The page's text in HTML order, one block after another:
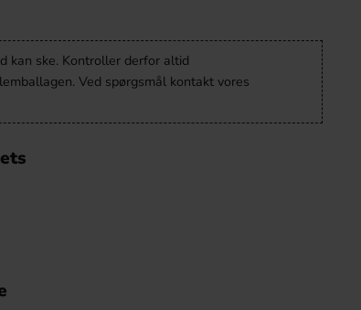
kan ske. Kontroller derfor altid
Ved spørgsmål kontakt vores